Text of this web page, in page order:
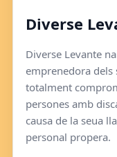
Diverse
Diverse Levante
emprenedora dels
totalment
persones amb
causa de la seua
personal propera.